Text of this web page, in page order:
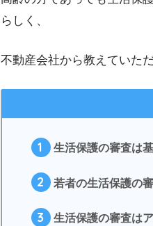
らしく、
不動産会社から教えていた
1 生活保護の審査は
2 若者の生活保護の
3 生活保護の審査は